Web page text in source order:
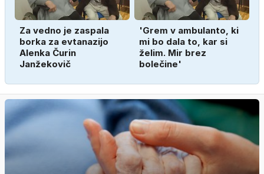
Za vedno je zaspala
borka za evtanazijo
Alenka Čurin
Janžekovič
'Grem v ambulanto, ki
mi bo dala to, kar si
želim. Mir brez
bolečine'